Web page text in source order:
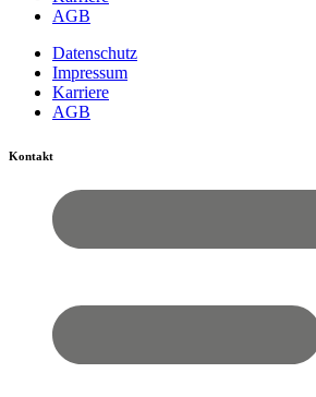
AGB
Datenschutz
Impressum
Karriere
AGB
Kontakt